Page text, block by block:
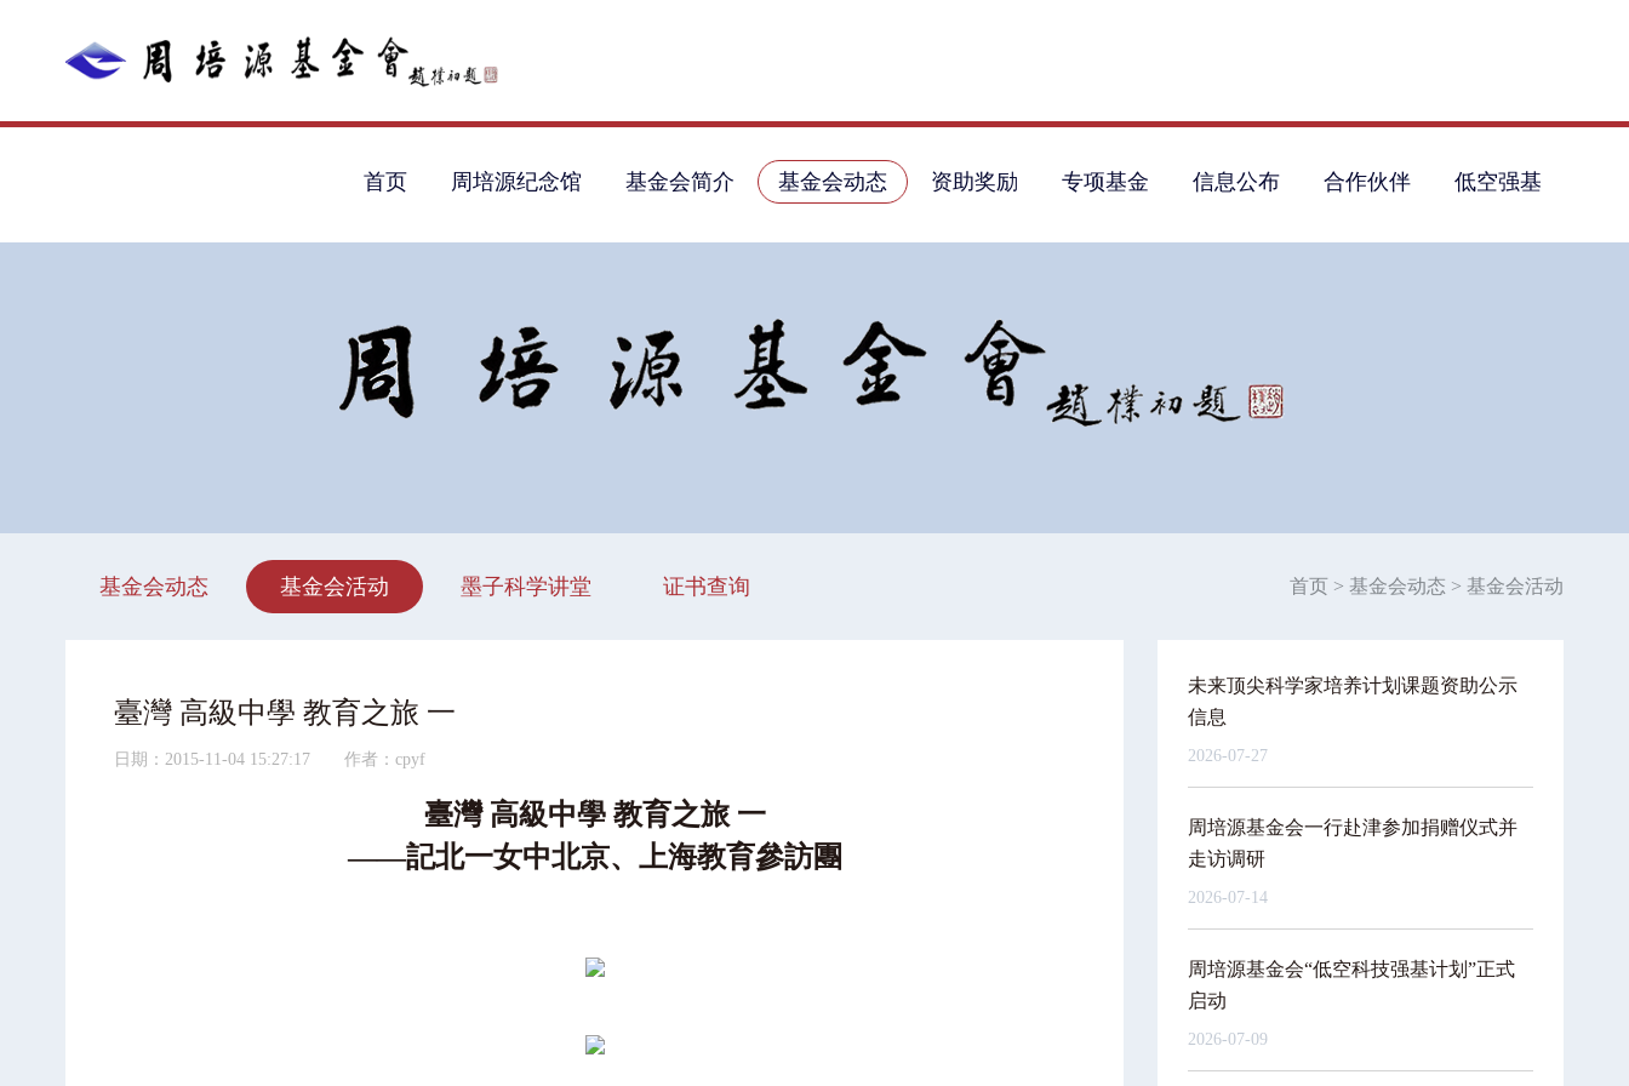
首页 周培源纪念馆 基金会简介 基金会动态 资助奖励 专项基金 信息公布 合作伙伴 低空强基
基金会动态 基金会活动 墨子科学讲堂 证书查询 首页 >基金会动态 >基金会活动
未来顶尖科学家培养计划课题资助公示
信息
2026-07-27
周培源基金会一行赴津参加捐赠仪式并
走访调研
2026-07-14
周培源基金会“低空科技强基计划”正式
启动
2026-07-09
臺灣 高級中學 教育之旅 一
日期：2015-11-04 15:27:17 作者：cpyf
臺灣 高級中學 教育之旅 一
——記北一女中北京、上海教育參訪團